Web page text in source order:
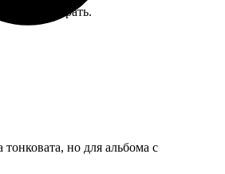
убирать.
но для альбома с